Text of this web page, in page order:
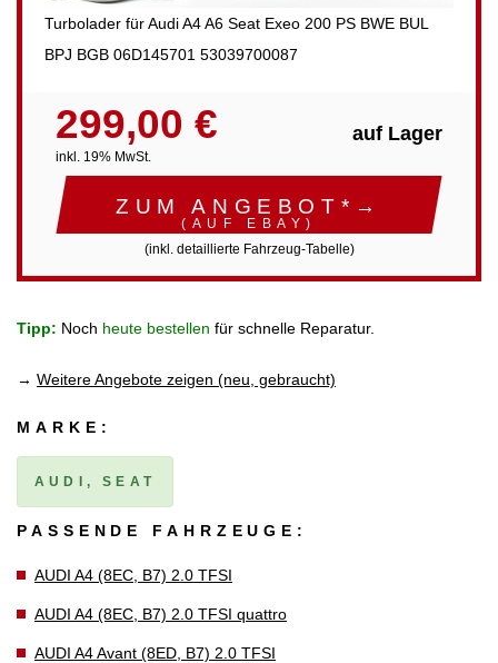
Turbolader für Audi A4 A6 Seat Exeo 200 PS BWE BUL
BPJ BGB 06D145701 53039700087
299,00 €
inkl. 19% MwSt.
auf Lager
ZUM ANGEBOT*→
(AUF EBAY)
(inkl. detaillierte Fahrzeug-Tabelle)
Tipp: Noch heute bestellen für schnelle Reparatur.
→ Weitere Angebote zeigen (neu, gebraucht)
MARKE:
AUDI, SEAT
PASSENDE FAHRZEUGE:
AUDI A4 (8EC, B7) 2.0 TFSI
AUDI A4 (8EC, B7) 2.0 TFSI quattro
AUDI A4 Avant (8ED, B7) 2.0 TFSI